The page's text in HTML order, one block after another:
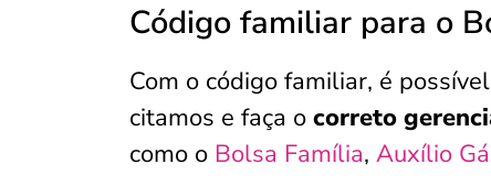
Código familiar para o
Com o código familiar, é
citamos e faça o correto
como o Bolsa Família, Auxílio